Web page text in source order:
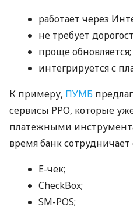
работает через
не требует
проще обновляется;
интегрируется с
К примеру, ПУМБ
сервисы РРО, которые
платежными
время банк
E-чек;
CheckBox;
SM-POS;